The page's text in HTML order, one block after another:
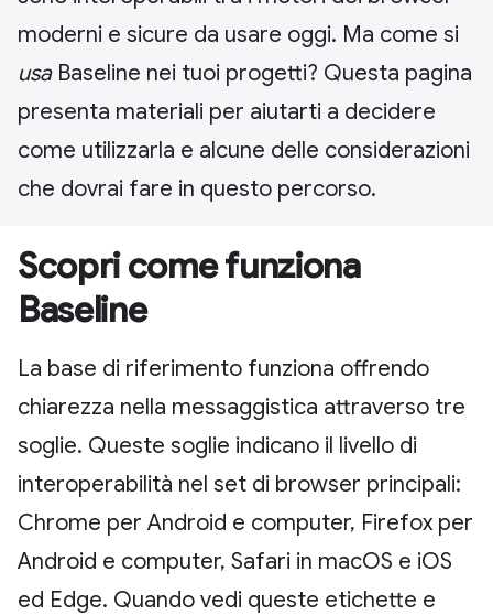
moderni e sicure da usare oggi. Ma come si
usaBaseline nei tuoi progetti? Questa pagina
presenta materiali per aiutarti a decidere
come utilizzarla e alcune delle considerazioni
che dovrai fare in questo percorso.
Scopri come funziona
Baseline
La base di riferimento funziona offrendo
chiarezza nella messaggistica attraverso tre
soglie. Queste soglie indicano il livello di
interoperabilità nel set di browser principali:
Chrome per Android e computer, Firefox per
Android e computer, Safari in macOS e iOS
ed Edge. Quando vedi queste etichette e